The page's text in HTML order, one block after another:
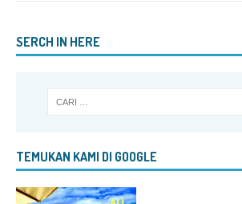
SERCH IN HERE
TEMUKAN KAMI DI GOOGLE